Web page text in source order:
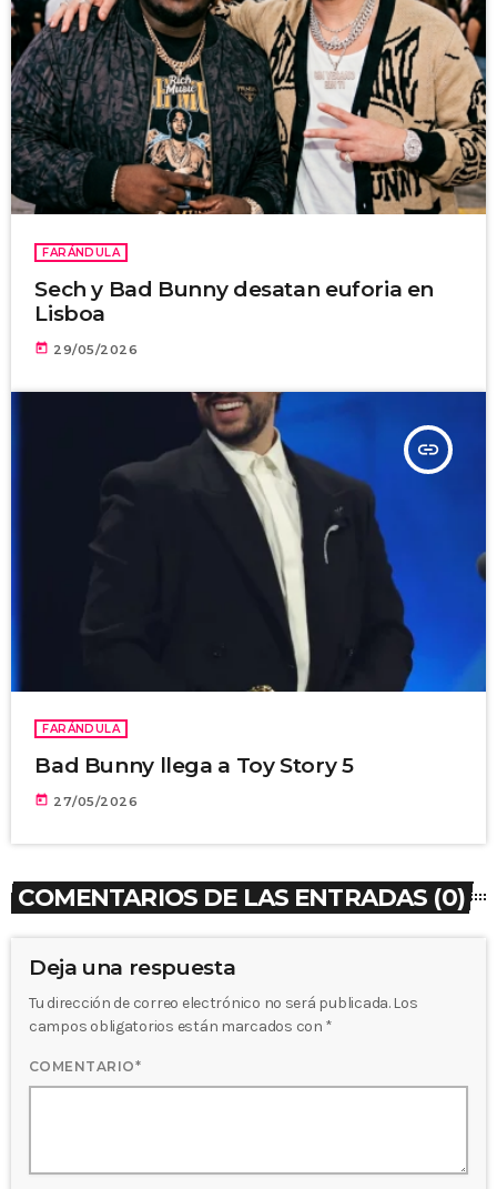
FARÁNDULA
Sech y Bad Bunny desatan euforia en
Lisboa
today 29/05/2026
insert_link
FARÁNDULA
Bad Bunny llega a Toy Story 5
today 27/05/2026
COMENTARIOS DE LAS ENTRADAS (0)
Deja una respuesta
Tu dirección de correo electrónico no será publicada. Los
campos obligatorios están marcados con *
COMENTARIO*